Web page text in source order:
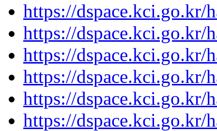
https://dspace.kci.go.kr/
https://dspace.kci.go.kr/
https://dspace.kci.go.kr/
https://dspace.kci.go.kr/
https://dspace.kci.go.kr/
https://dspace.kci.go.kr/